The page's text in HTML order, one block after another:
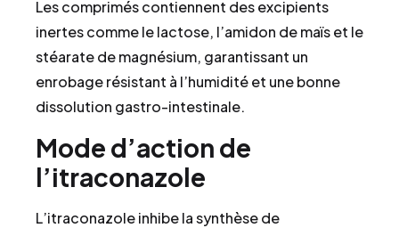
Les comprimés contiennent des excipients
inertes comme le lactose, l’amidon de maïs et le
stéarate de magnésium, garantissant un
enrobage résistant à l’humidité et une bonne
dissolution gastro-intestinale.
Mode d’action de
l’itraconazole
L’itraconazole inhibe la synthèse de